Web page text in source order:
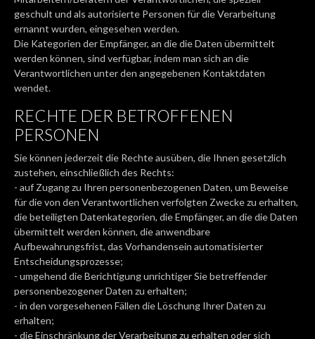
geschult und als autorisierte Personen für die Verarbeitung
ernannt wurden, eingesehen werden.
Die Kategorien der Empfänger, an die die Daten übermittelt
werden können, sind verfügbar, indem man sich an die
Verantwortlichen unter den angegebenen Kontaktdaten
wendet.
RECHTE DER BETROFFENEN
PERSONEN
Sie können jederzeit die Rechte ausüben, die Ihnen gesetzlich
zustehen, einschließlich des Rechts:
- auf Zugang zu Ihren personenbezogenen Daten, um Beweise
für die von den Verantwortlichen verfolgten Zwecke zu erhalten,
die beteiligten Datenkategorien, die Empfänger, an die die Daten
übermittelt werden können, die anwendbare
Aufbewahrungsfrist, das Vorhandensein automatisierter
Entscheidungsprozesse;
- umgehend die Berichtigung unrichtiger Sie betreffender
personenbezogener Daten zu erhalten;
- in den vorgesehenen Fällen die Löschung Ihrer Daten zu
erhalten;
- die Einschränkung der Verarbeitung zu erhalten oder sich